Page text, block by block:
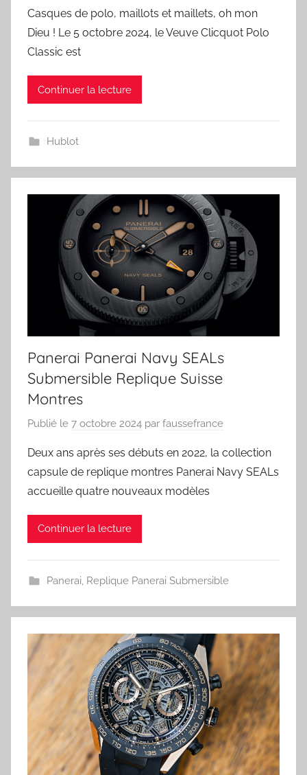
Casques de polo, maillots et maillets, oh mon
Dieu ! Le 5 octobre 2024, le Veuve Clicquot Polo
Classic est
Continuer la lecture
Hublot
Panerai Panerai Navy SEALs
Submersible Replique Suisse
Montres
Publié le 7 octobre 2024 par faussefrance
Deux ans après ses débuts en 2022, la collection
capsule de replique montres Panerai Navy SEALs
accueille quatre nouveaux modèles
Continuer la lecture
Panerai Replique Panerai Submersible